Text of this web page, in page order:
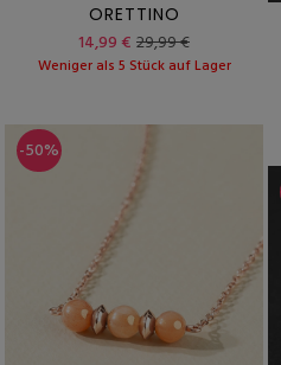
ORETTINO
14,99 € 29,99 €
Weniger als 5 Stück auf Lager
-50%